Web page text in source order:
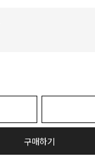
구매하기